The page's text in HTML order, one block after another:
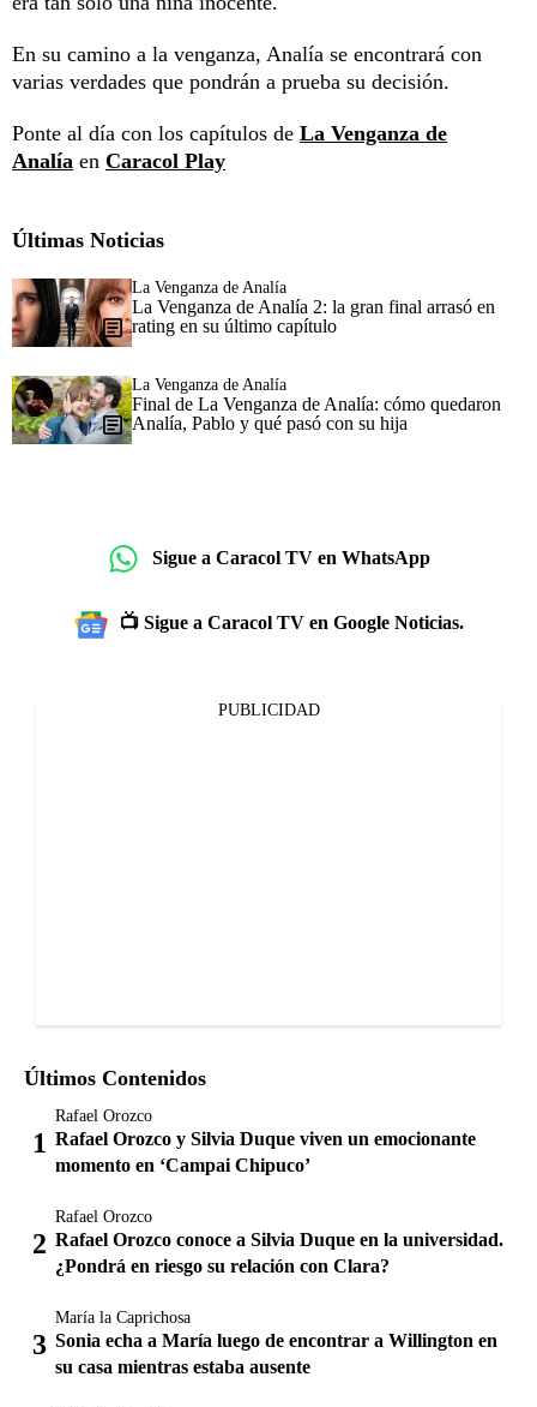
En su camino a la venganza, Analía se encontrará con
varias verdades que pondrán a prueba su decisión.
Ponte al día con los capítulos de La Venganza de
Analía en Caracol Play
Últimas Noticias
La Venganza de Analía
La Venganza de Analía 2: la gran final arrasó en
rating en su último capítulo
La Venganza de Analía
Final de La Venganza de Analía: cómo quedaron
Analía, Pablo y qué pasó con su hija
Sigue a Caracol TV en WhatsApp
📺 Sigue a Caracol TV en Google Noticias.
PUBLICIDAD
Últimos Contenidos
Rafael Orozco
Rafael Orozco y Silvia Duque viven un emocionante
momento en ‘Campai Chipuco’
Rafael Orozco
Rafael Orozco conoce a Silvia Duque en la universidad.
¿Pondrá en riesgo su relación con Clara?
María la Caprichosa
Sonia echa a María luego de encontrar a Willington en
su casa mientras estaba ausente